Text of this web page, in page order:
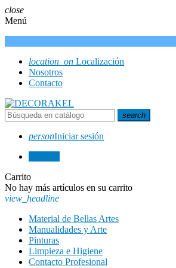
close
Menú
location_on Localización
Nosotros
Contacto
search
personIniciar sesión
Carrito
No hay más artículos en su carrito
view_headline
Material de Bellas Artes
Manualidades y Arte
Pinturas
Limpieza e Higiene
Contacto Profesional